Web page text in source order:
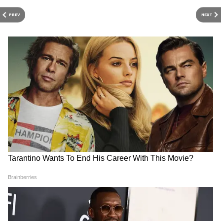
PREV NEXT
আরও পড়ুন-
RECOMMENDED STORIES